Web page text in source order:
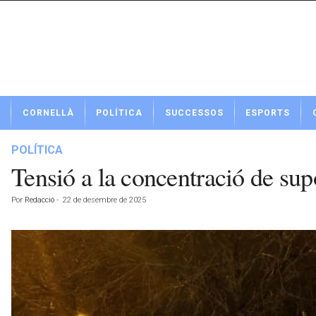
t
CORNELLÀ POLÍTICA SUCCESSOS ESPORTS
POLÍTICA
Tensió a la concentració de
Por Redacció - 22 de desembre de 2025